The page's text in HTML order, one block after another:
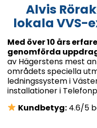
Alvis
lokala VVS-
Med över 10 års
genomförda
av Hägerstens mest
områdets speciella
ledningssystem i
installationer i
Kundbetyg: 4.6/5